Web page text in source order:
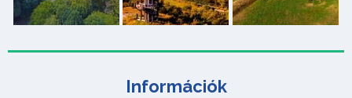
Információk